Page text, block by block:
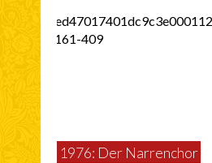
1976: Der Narrenchor